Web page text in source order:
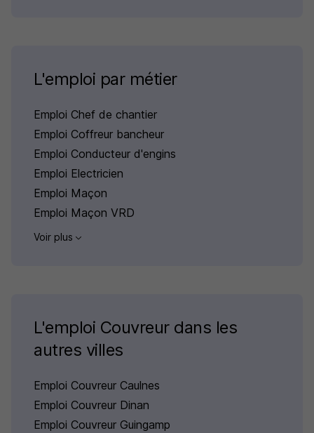
L'emploi par métier
Emploi Chef de chantier
Emploi Coffreur bancheur
Emploi Conducteur d'engins
Emploi Electricien
Emploi Maçon
Emploi Maçon VRD
Voir plus
L'emploi Couvreur dans les
autres villes
Emploi Couvreur Caulnes
Emploi Couvreur Dinan
Emploi Couvreur Guingamp